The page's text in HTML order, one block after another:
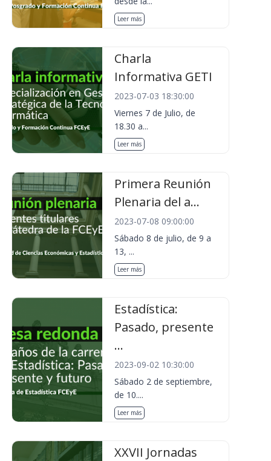
Leer más
Charla
Informativa GETI
2023-07-03 18:30:00
Viernes 7 de Julio, de
18.30 a...
Leer más
Primera Reunión
Plenaria del a...
2023-07-08 09:00:00
Sábado 8 de julio, de 9 a
13, ...
Leer más
Estadística:
Pasado, presente
...
2023-09-02 10:30:00
Sábado 2 de septiembre,
de 10....
Leer más
XXVII Jornadas